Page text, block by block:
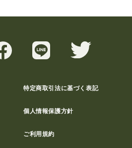
特定商取引法に基づく表記
個人情報保護方針
ご利用規約